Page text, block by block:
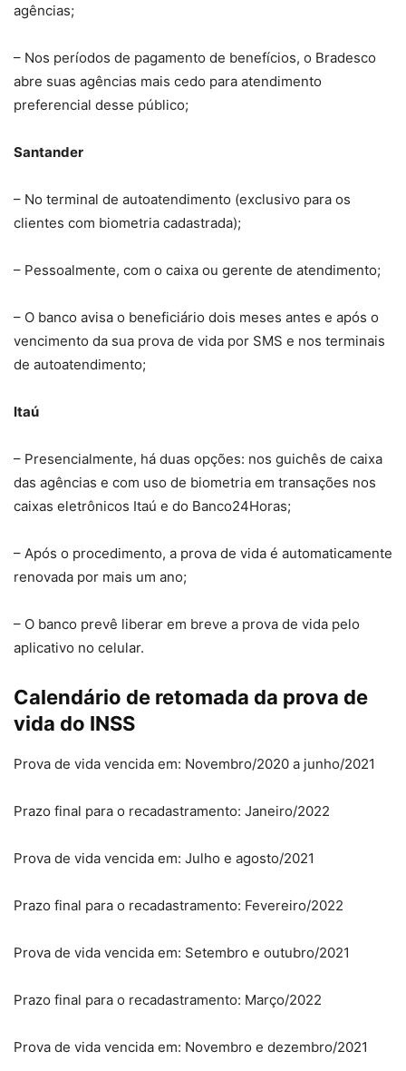
agências;
– Nos períodos de pagamento de benefícios, o Bradesco
abre suas agências mais cedo para atendimento
preferencial desse público;
Santander
– No terminal de autoatendimento (exclusivo para os
clientes com biometria cadastrada);
– Pessoalmente, com o caixa ou gerente de atendimento;
– O banco avisa o beneficiário dois meses antes e após o
vencimento da sua prova de vida por SMS e nos terminais
de autoatendimento;
Itaú
– Presencialmente, há duas opções: nos guichês de caixa
das agências e com uso de biometria em transações nos
caixas eletrônicos Itaú e do Banco24Horas;
– Após o procedimento, a prova de vida é automaticamente
renovada por mais um ano;
– O banco prevê liberar em breve a prova de vida pelo
aplicativo no celular.
Calendário de retomada da prova de
vida do INSS
Prova de vida vencida em: Novembro/2020 a junho/2021
Prazo final para o recadastramento: Janeiro/2022
Prova de vida vencida em: Julho e agosto/2021
Prazo final para o recadastramento: Fevereiro/2022
Prova de vida vencida em: Setembro e outubro/2021
Prazo final para o recadastramento: Março/2022
Prova de vida vencida em: Novembro e dezembro/2021